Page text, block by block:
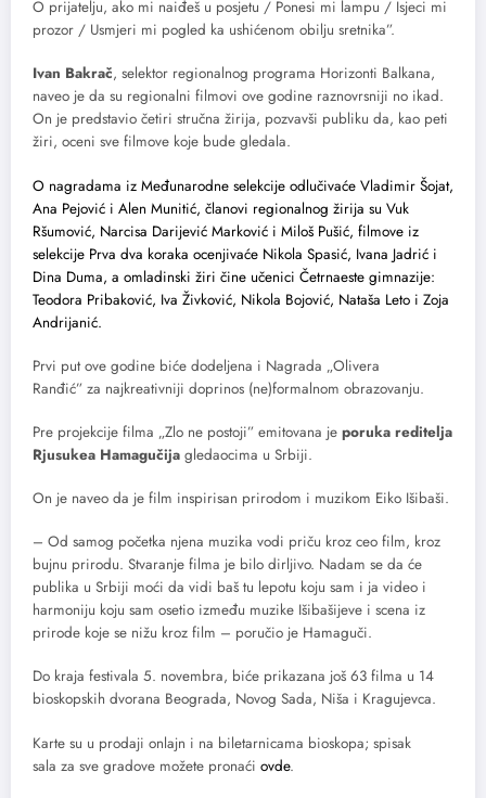
O prijatelju, ako mi naiđeš u posjetu / Ponesi mi lampu / Isjeci mi
prozor / Usmjeri mi pogled ka ushićenom obilju sretnika”.
Ivan Bakrač, selektor regionalnog programa Horizonti Balkana,
naveo je da su regionalni filmovi ove godine raznovrsniji no ikad.
On je predstavio četiri stručna žirija, pozvavši publiku da, kao peti
žiri, oceni sve filmove koje bude gledala.
O nagradama iz Međunarodne selekcije odlučivaće Vladimir Šojat,
Ana Pejović i Alen Munitić, članovi regionalnog žirija su Vuk
Ršumović, Narcisa Darijević Marković i Miloš Pušić, filmove iz
selekcije Prva dva koraka ocenjivaće Nikola Spasić, Ivana Jadrić i
Dina Duma, a omladinski žiri čine učenici Četrnaeste gimnazije:
Teodora Pribaković, Iva Živković, Nikola Bojović, Nataša Leto i Zoja
Andrijanić.
Prvi put ove godine biće dodeljena i Nagrada „Olivera
Ranđić” za najkreativniji doprinos (ne)formalnom obrazovanju.
Pre projekcije filma „Zlo ne postoji” emitovana je poruka reditelja
Rjusukea Hamagučija gledaocima u Srbiji.
On je naveo da je film inspirisan prirodom i muzikom Eiko Išibaši.
– Od samog početka njena muzika vodi priču kroz ceo film, kroz
bujnu prirodu. Stvaranje filma je bilo dirljivo. Nadam se da će
publika u Srbiji moći da vidi baš tu lepotu koju sam i ja video i
harmoniju koju sam osetio između muzike Išibašijeve i scena iz
prirode koje se nižu kroz film – poručio je Hamaguči.
Do kraja festivala 5. novembra, biće prikazana još 63 filma u 14
bioskopskih dvorana Beograda, Novog Sada, Niša i Kragujevca.
Karte su u prodaji onlajn i na biletarnicama bioskopa; spisak
sala za sve gradove možete pronaći ovde.